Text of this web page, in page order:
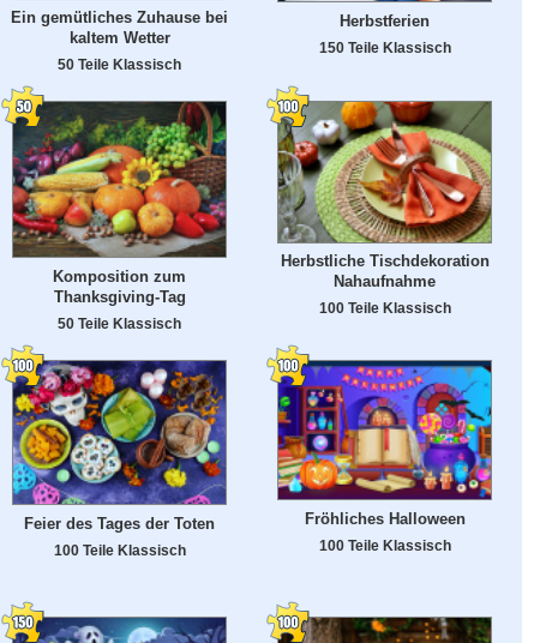
Ein gemütliches Zuhause bei
kaltem Wetter
50 Teile Klassisch
Herbstferien
150 Teile Klassisch
Komposition zum
Thanksgiving-Tag
50 Teile Klassisch
Herbstliche Tischdekoration
Nahaufnahme
100 Teile Klassisch
Feier des Tages der Toten
100 Teile Klassisch
Fröhliches Halloween
100 Teile Klassisch